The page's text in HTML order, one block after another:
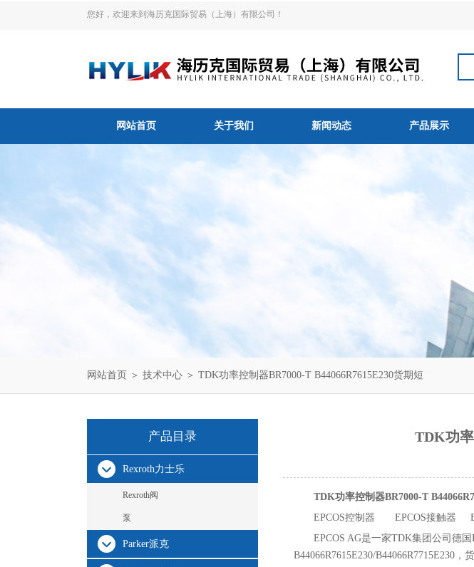
您好，欢迎来到海历克国际贸易（上海）有限公司！
网站首页 关于我们 新闻动态 产品展示
网站首页 ＞ 技术中心 ＞ TDK功率控制器BR7000-T B44066R7615E230货期短
产品目录
Rexroth力士乐
Rexroth阀
泵
Parker派克
TDK功率
TDK功率控制器BR7000-T
EPCOS控制器 EPCOS接触器
EPCOS AG是一家TDK集团公司德
B44066R7615E230/B44066R7715E230